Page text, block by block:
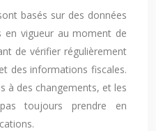
basés sur des données
en vigueur au moment de
de vérifier régulièrement
des informations fiscales.
à des changements, et les
toujours prendre en